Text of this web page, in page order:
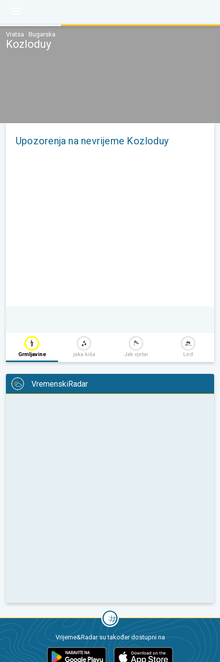
Vratsa · Bugarska
Kozloduy
Upozorenja na nevrijeme Kozloduy
Grmljavine jaka kiša Jak vjetar Led
VremenskiRadar
Vrijeme&Radar su također dostupni na